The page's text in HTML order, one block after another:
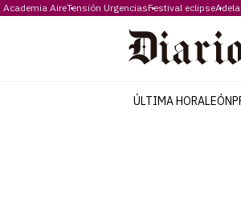
Academia AireTensión UrgenciasFestival eclipse
ÚLTIMA HORALEÓN